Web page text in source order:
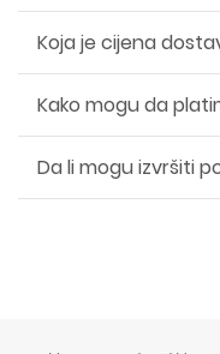
Koja je cijena
Kako mogu da
Da li mogu izvršiti